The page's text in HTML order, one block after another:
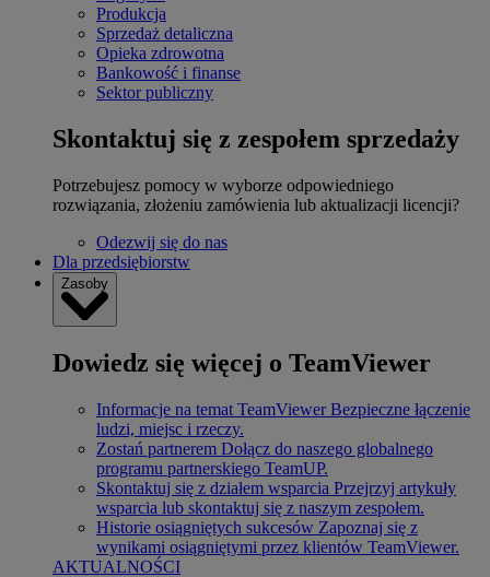
Produkcja
Sprzedaż detaliczna
Opieka zdrowotna
Bankowość i finanse
Sektor publiczny
Skontaktuj się z zespołem sprzedaży
Potrzebujesz pomocy w wyborze odpowiedniego
rozwiązania, złożeniu zamówienia lub aktualizacji licencji?
Odezwij się do nas
Dla przedsiębiorstw
Zasoby
Dowiedz się więcej o TeamViewer
Informacje na temat TeamViewer Bezpieczne łączenie
ludzi, miejsc i rzeczy.
Zostań partnerem Dołącz do naszego globalnego
programu partnerskiego TeamUP.
Skontaktuj się z działem wsparcia Przejrzyj artykuły
wsparcia lub skontaktuj się z naszym zespołem.
Historie osiągniętych sukcesów Zapoznaj się z
wynikami osiągniętymi przez klientów TeamViewer.
AKTUALNOŚCI